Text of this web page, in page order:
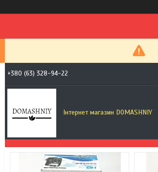
+380 (63) 328-94-22
Інтернет магазин DOMASHNIY